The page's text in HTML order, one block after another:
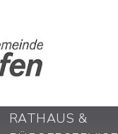
RATHAUS &